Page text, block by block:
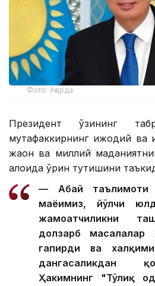
Фото: Ақорда
Президент ўзининг
мутафаккирнинг ижодий ва
жаҳон ва миллий
алоҳида ўрин тутишини
— Абай таълимоти
маёғимиз, йўлчи
жамоатчиликни
долзарб масалалар
гапирди ва
дангасаликдан
Ҳакимнинг "Тўлиқ